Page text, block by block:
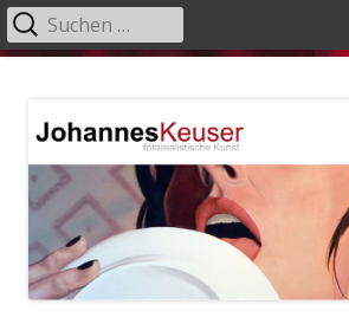
Inhalt
Primäres
Suchen
nach: